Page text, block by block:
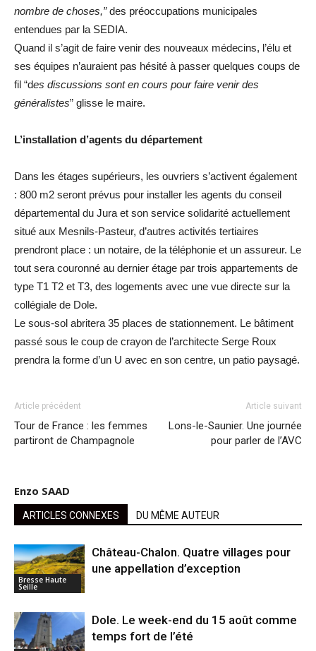
nombre de choses,”des préoccupations municipales
entendues par la SEDIA.
Quand il s’agit de faire venir des nouveaux médecins, l’élu et
ses équipes n’auraient pas hésité à passer quelques coups de
fil “des discussions sont en cours pour faire venir des
généralistes” glisse le maire.
L’installation d’agents du département
Dans les étages supérieurs, les ouvriers s’activent également
: 800 m2 seront prévus pour installer les agents du conseil
départemental du Jura et son service solidarité actuellement
situé aux Mesnils-Pasteur, d’autres activités tertiaires
prendront place : un notaire, de la téléphonie et un assureur. Le
tout sera couronné au dernier étage par trois appartements de
type T1 T2 et T3, des logements avec une vue directe sur la
collégiale de Dole.
Le sous-sol abritera 35 places de stationnement. Le bâtiment
passé sous le coup de crayon de l’architecte Serge Roux
prendra la forme d’un U avec en son centre, un patio paysagé.
Article précédent
Tour de France : les femmes
partiront de Champagnole
Article suivant
Lons-le-Saunier. Une journée
pour parler de l’AVC
Enzo SAAD
ARTICLES CONNEXES DU MÊME AUTEUR
Bresse Haute
Seille
Château-Chalon. Quatre villages pour
une appellation d’exception
Dole. Le week-end du 15 août comme
temps fort de l’été